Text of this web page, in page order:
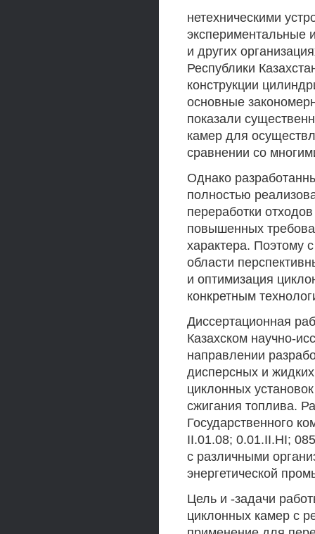
нетехническими
экспериментальные
и других
Республики
конструкции
основные
показали
камер для
сравнении со
Однако
полностью
переработки
повышенных
характера. Поэтому
области
и оптимизация
конкретным
Диссертационная
Казахском научно-
направлении
дисперсных и
циклонных
сжигания топлива.
Государственного
II.01.08; 0.01.II.HI;
с различными
энергетической
Цель и -задачи
циклонных камер с